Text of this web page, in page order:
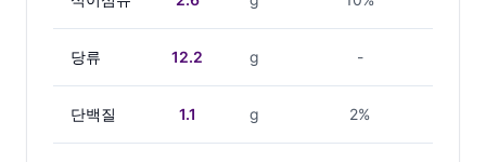
당류 12.2 g -
단백질 1.1 g 2%